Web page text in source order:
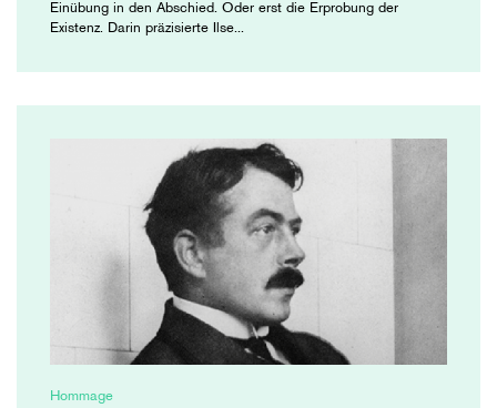
Einübung in den Abschied. Oder erst die Erprobung der
Existenz. Darin präzisierte Ilse...
Hommage